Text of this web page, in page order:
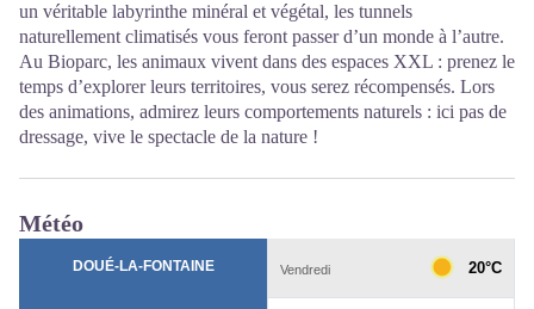
un véritable labyrinthe minéral et végétal, les tunnels
naturellement climatisés vous feront passer d’un monde à l’autre.
Au Bioparc, les animaux vivent dans des espaces XXL : prenez le
temps d’explorer leurs territoires, vous serez récompensés. Lors
des animations, admirez leurs comportements naturels : ici pas de
dressage, vive le spectacle de la nature !
Météo